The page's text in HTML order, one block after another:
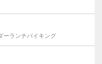
ーランチバイキング